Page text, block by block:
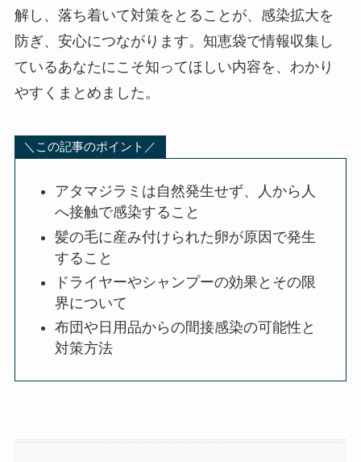
解し、落ち着いて対策をとることが、感染拡大を
防ぎ、安心につながります。知恵袋で情報収集し
ているあなたにこそ知ってほしい内容を、わかり
やすくまとめました。
＼この記事のポイント／
アタマジラミは自然発生せず、人から人
へ接触で感染すること
髪の毛に産み付けられた卵が原因で発生
すること
ドライヤーやシャンプーの効果とその限
界について
布団や日用品からの間接感染の可能性と
対策方法